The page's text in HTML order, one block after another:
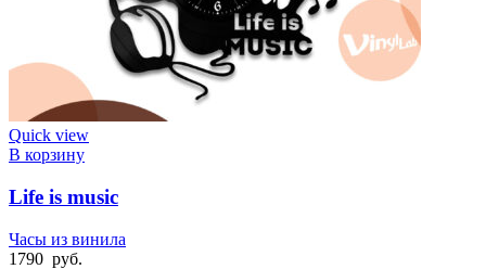
Quick view
В корзину
Life is music
Часы из винила
1790 руб.